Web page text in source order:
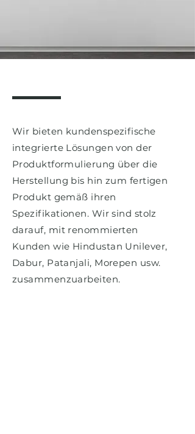
Wir bieten kundenspezifische
integrierte Lösungen von der
Produktformulierung über die
Herstellung bis hin zum fertigen
Produkt gemäß ihren
Spezifikationen. Wir sind stolz
darauf, mit renommierten
Kunden wie Hindustan Unilever,
Dabur, Patanjali, Morepen usw.
zusammenzuarbeiten.